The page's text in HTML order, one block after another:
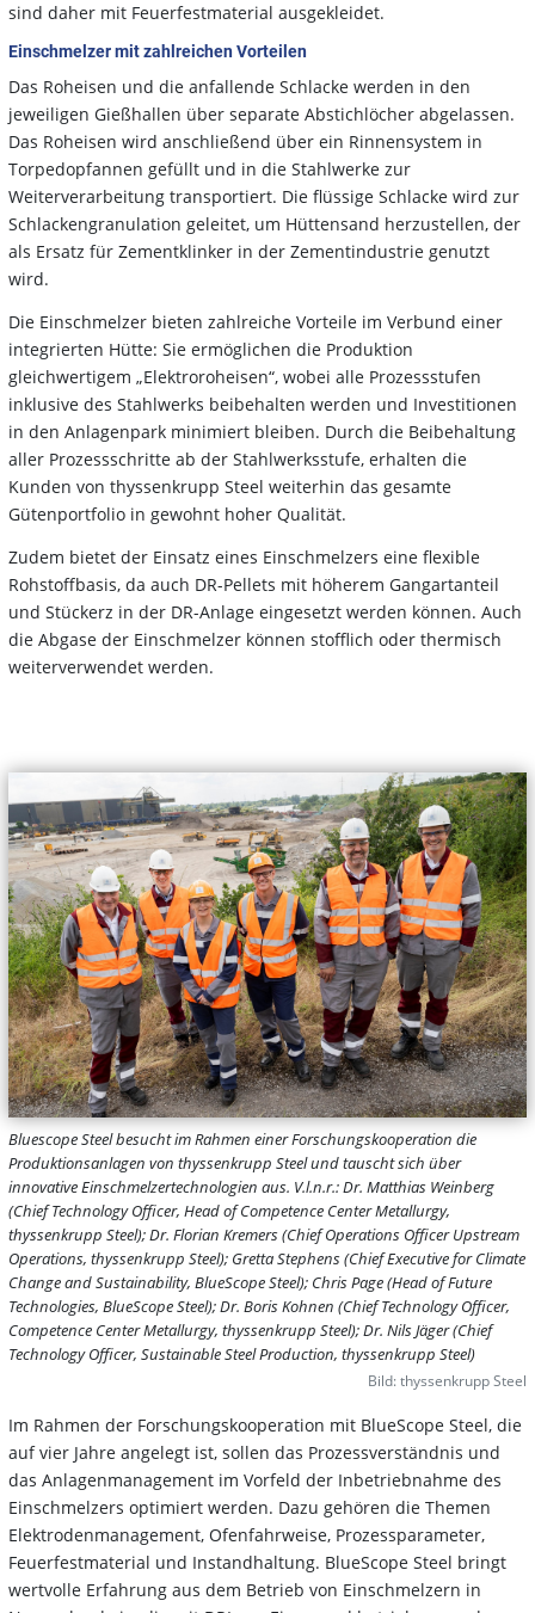
sind daher mit Feuerfestmaterial ausgekleidet.
Einschmelzer mit zahlreichen Vorteilen
Das Roheisen und die anfallende Schlacke werden in den
jeweiligen Gießhallen über separate Abstichlöcher abgelassen.
Das Roheisen wird anschließend über ein Rinnensystem in
Torpedopfannen gefüllt und in die Stahlwerke zur
Weiterverarbeitung transportiert. Die flüssige Schlacke wird zur
Schlackengranulation geleitet, um Hüttensand herzustellen, der
als Ersatz für Zementklinker in der Zementindustrie genutzt
wird.
Die Einschmelzer bieten zahlreiche Vorteile im Verbund einer
integrierten Hütte: Sie ermöglichen die Produktion
gleichwertigem „Elektroroheisen“, wobei alle Prozessstufen
inklusive des Stahlwerks beibehalten werden und Investitionen
in den Anlagenpark minimiert bleiben. Durch die Beibehaltung
aller Prozessschritte ab der Stahlwerksstufe, erhalten die
Kunden von thyssenkrupp Steel weiterhin das gesamte
Gütenportfolio in gewohnt hoher Qualität.
Zudem bietet der Einsatz eines Einschmelzers eine flexible
Rohstoffbasis, da auch DR-Pellets mit höherem Gangartanteil
und Stückerz in der DR-Anlage eingesetzt werden können. Auch
die Abgase der Einschmelzer können stofflich oder thermisch
weiterverwendet werden.
Bluescope Steel besucht im Rahmen einer Forschungskooperation die
Produktionsanlagen von thyssenkrupp Steel und tauscht sich über
innovative Einschmelzertechnologien aus. V.l.n.r.: Dr. Matthias Weinberg
(Chief Technology Officer, Head of Competence Center Metallurgy,
thyssenkrupp Steel); Dr. Florian Kremers (Chief Operations Officer Upstream
Operations, thyssenkrupp Steel); Gretta Stephens (Chief Executive for Climate
Change and Sustainability, BlueScope Steel); Chris Page (Head of Future
Technologies, BlueScope Steel); Dr. Boris Kohnen (Chief Technology Officer,
Competence Center Metallurgy, thyssenkrupp Steel); Dr. Nils Jäger (Chief
Technology Officer, Sustainable Steel Production, thyssenkrupp Steel)
Bild: thyssenkrupp Steel
Im Rahmen der Forschungskooperation mit BlueScope Steel, die
auf vier Jahre angelegt ist, sollen das Prozessverständnis und
das Anlagenmanagement im Vorfeld der Inbetriebnahme des
Einschmelzers optimiert werden. Dazu gehören die Themen
Elektrodenmanagement, Ofenfahrweise, Prozessparameter,
Feuerfestmaterial und Instandhaltung. BlueScope Steel bringt
wertvolle Erfahrung aus dem Betrieb von Einschmelzern in